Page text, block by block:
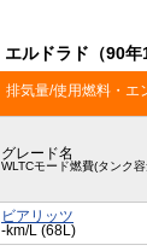
エルドラド（90
排気量/使用燃料・エ
グレード名
WLTCモード燃費(タンク
ビアリッツ
-km/L (68L)